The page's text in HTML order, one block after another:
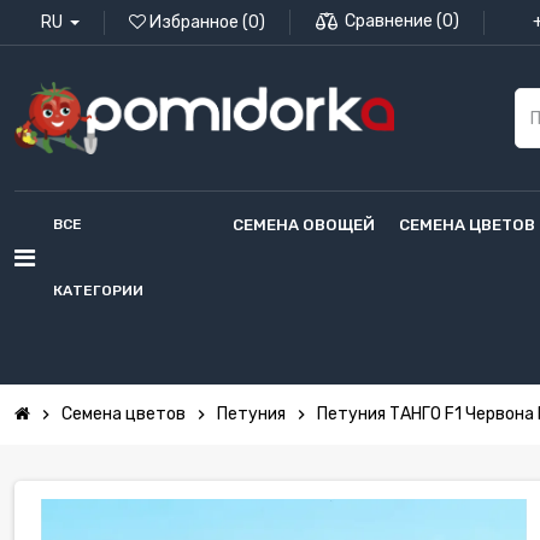
RU Избранное (0) Сравнение (0)
ВСЕ
КАТЕГОРИИ
СЕМЕНА ОВОЩЕЙ СЕМЕНА ЦВЕТОВ
chevron_right Семена цветов chevron_right Петуния chevron_right Петуния ТАНГО F1